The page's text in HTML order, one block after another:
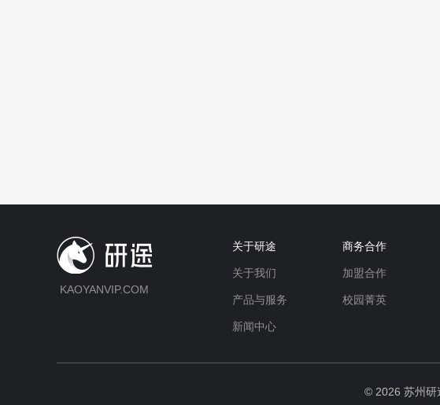
KAOYANVIP.COM
关于研途
关于我们
产品与服务
新闻中心
商务合作
加盟合作
校园菁英
© 2026 苏州研